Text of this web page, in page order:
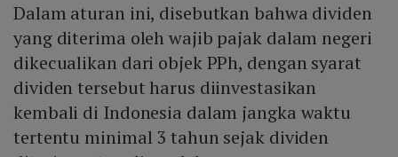
Dalam aturan ini, disebutkan bahwa dividen
yang diterima oleh wajib pajak dalam negeri
dikecualikan dari objek PPh, dengan syarat
dividen tersebut harus diinvestasikan
kembali di Indonesia dalam jangka waktu
tertentu minimal 3 tahun sejak dividen